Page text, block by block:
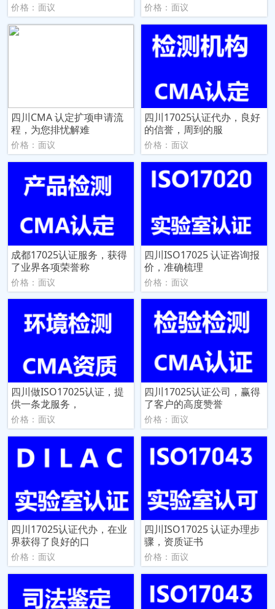
价格：面议 价格：面议
四川CMA 认定扩项申请流
程，为您排忧解难
价格：面议
四川17025认证代办，良好
的信誉，周到的服
价格：面议
成都17025认证服务，获得
了业界各项荣誉称
价格：面议
四川ISO17025 认证咨询报
价，准确梳理
价格：面议
四川做ISO17025认证，提
供一条龙服务，
价格：面议
四川17025认证公司，赢得
了客户的高度赞誉
价格：面议
四川17025认证代办，在业
界获得了良好的口
价格：面议
四川ISO17025 认证办理步
骤，资质证书
价格：面议